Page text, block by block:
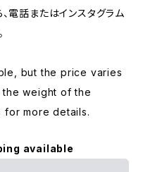
電話またはインスタグラム
but the price varies
weight of the
for more details.
available